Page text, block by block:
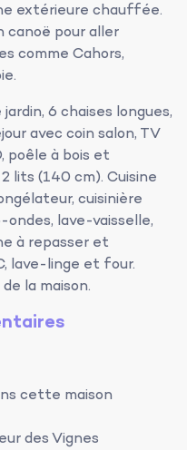
extérieure chauffée.
canoë pour aller
comme Cahors,
6 chaises longues,
avec coin salon, TV
poêle à bois et
lits (140 cm). Cuisine
cuisinière
lave-vaisselle,
à repasser et
lave-linge et four.
la maison.
cette maison
des Vignes